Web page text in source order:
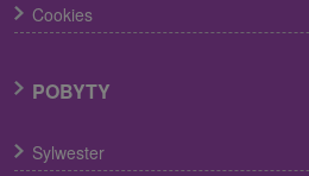
Cookies
POBYTY
Sylwester